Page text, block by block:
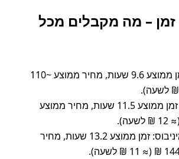
זמן – מה מקבלים מכל
רכבת: זמן ממוצע 9.6 שעות, מחיר ממוצע ~110
אוטובוס: זמן ממוצע 11.5 שעות, מחיר ממוצע
מונית / מיניבוס: זמן ממוצע 13.2 שעות, מחיר